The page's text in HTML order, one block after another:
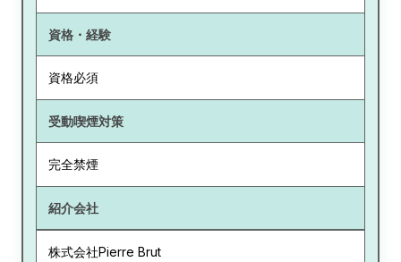
資格・経験
資格必須
受動喫煙対策
完全禁煙
紹介会社
株式会社Pierre Brut